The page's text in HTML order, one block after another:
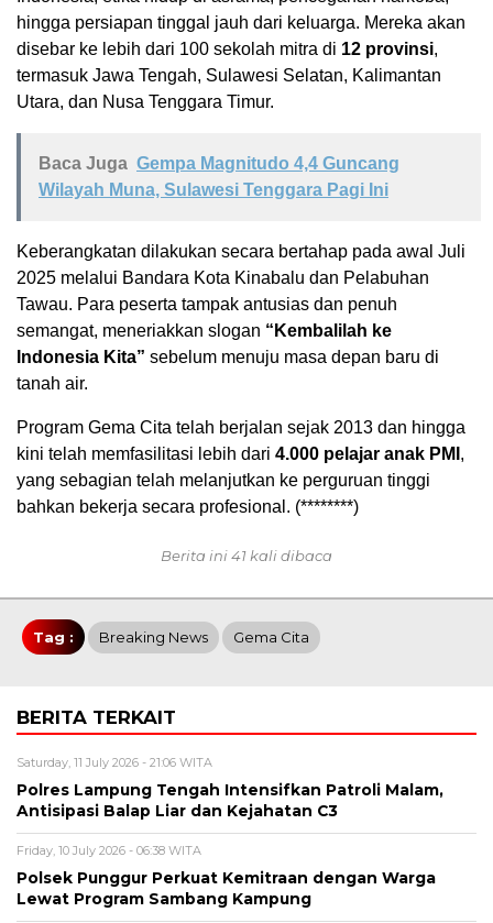
hingga persiapan tinggal jauh dari keluarga. Mereka akan
disebar ke lebih dari 100 sekolah mitra di 12 provinsi,
termasuk Jawa Tengah, Sulawesi Selatan, Kalimantan
Utara, dan Nusa Tenggara Timur.
Baca Juga Gempa Magnitudo 4,4 Guncang
Wilayah Muna, Sulawesi Tenggara Pagi Ini
Keberangkatan dilakukan secara bertahap pada awal Juli
2025 melalui Bandara Kota Kinabalu dan Pelabuhan
Tawau. Para peserta tampak antusias dan penuh
semangat, meneriakkan slogan “Kembalilah ke
Indonesia Kita” sebelum menuju masa depan baru di
tanah air.
Program Gema Cita telah berjalan sejak 2013 dan hingga
kini telah memfasilitasi lebih dari 4.000 pelajar anak PMI ,
yang sebagian telah melanjutkan ke perguruan tinggi
bahkan bekerja secara profesional. (********)
Berita ini 41 kali dibaca
Tag : Breaking News Gema Cita
BERITA TERKAIT
Saturday, 11 July 2026 - 21:06 WITA
Polres Lampung Tengah Intensifkan Patroli Malam,
Antisipasi Balap Liar dan Kejahatan C3
Friday, 10 July 2026 - 06:38 WITA
Polsek Punggur Perkuat Kemitraan dengan Warga
Lewat Program Sambang Kampung